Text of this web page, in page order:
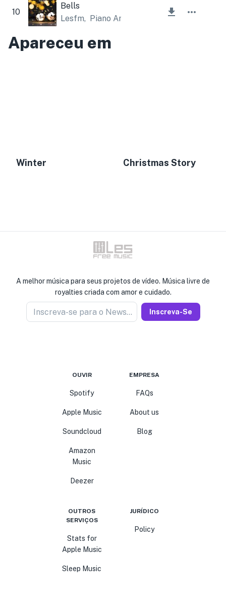
10
Bells
Lesfm, Piano Amor
Apareceu em
Winter Christmas Story
A melhor música para seus projetos de vídeo. Música livre de
royalties criada com amor e cuidado.
Inscreva-se para o Newseller Inscreva-Se
OUVIR
Spotify
Apple Music
Soundcloud
Amazon
Music
Deezer
EMPRESA
FAQs
About us
Blog
OUTROS
SERVIÇOS
Stats for
Apple Music
Sleep Music
JURÍDICO
Policy